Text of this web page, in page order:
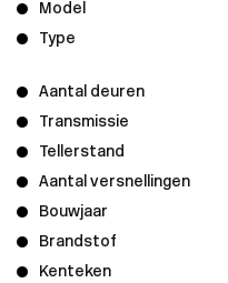
Model
Type
Aantal deuren
Transmissie
Tellerstand
Aantal versnellingen
Bouwjaar
Brandstof
Kenteken